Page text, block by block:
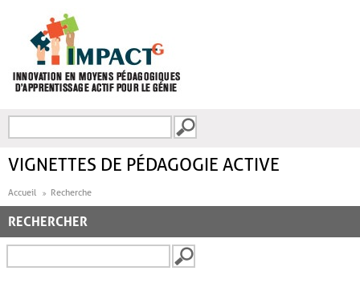
FORMULAIRE DE
VIGNETTES DE PÉDAGOGIE ACTIVE
Accueil Recherche
RECHERCHER